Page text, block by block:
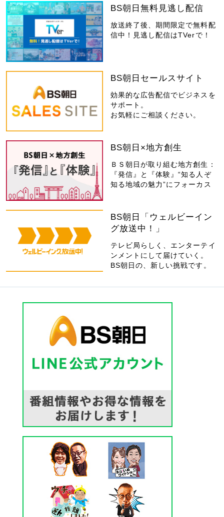
BS朝日無料見逃し配信
放送終了後、期間限定で無料配
信中！見逃し配信はTVerで！
BS朝日セールスサイト
効果的な広告配信でビジネスを
サポート。
お気軽にご相談ください。
BS朝日×地方創生
ＢＳ朝日が取り組む地方創生：
『発信』と『体験』“知る人ぞ
知る地域の魅力”にフォーカス
BS朝日「ウェルビーイン
グ放送中！」
テレビ局らしく、エンターテイ
ンメントにして届けていく。
BS朝日の、新しい挑戦です。